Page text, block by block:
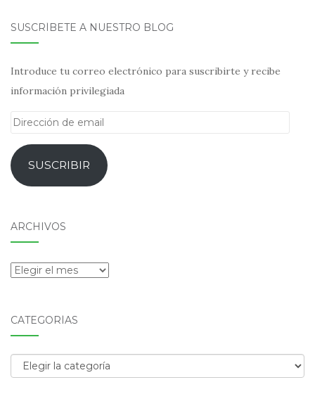
SUSCRÍBETE A NUESTRO BLOG
Introduce tu correo electrónico para suscribirte y recibe
información privilegiada
Dirección
emailSUSCRIBIR
ARCHIVOS
Archivos
CATEGORÍAS
Categorías